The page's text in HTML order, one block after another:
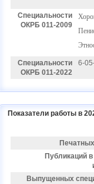
Специальности
ОКРБ 011-2009
Специальности
ОКРБ 011-2022
6-
Показатели работы в
Публикаций
Выпущенных